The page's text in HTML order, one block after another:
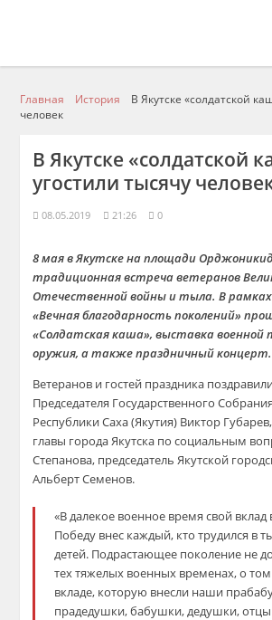
Главная История
В Якутске «солдатской
человек
В Якутске «солдатской
угостили тысячу
08.05.2019 21:26 0
8 мая в Якутске на площади
традиционная встреча ветеранов
Отечественной войны и тыла. В
«Вечная благодарность поколений»
«Солдатская каша», выставка военной
оружия, а также праздничный концерт.
Ветеранов и гостей праздника
Председателя Государственного
Республики Саха (Якутия) Виктор
главы города Якутска по социальным
Степанова, председатель Якутской
Альберт Семенов.
«В далекое военное время свой вклад
Победу внес каждый, кто трудился в
детей. Подрастающее поколение не
тех тяжелых военных временах, о
вкладе, которую внесли наши
прадедушки, бабушки, дедушки,